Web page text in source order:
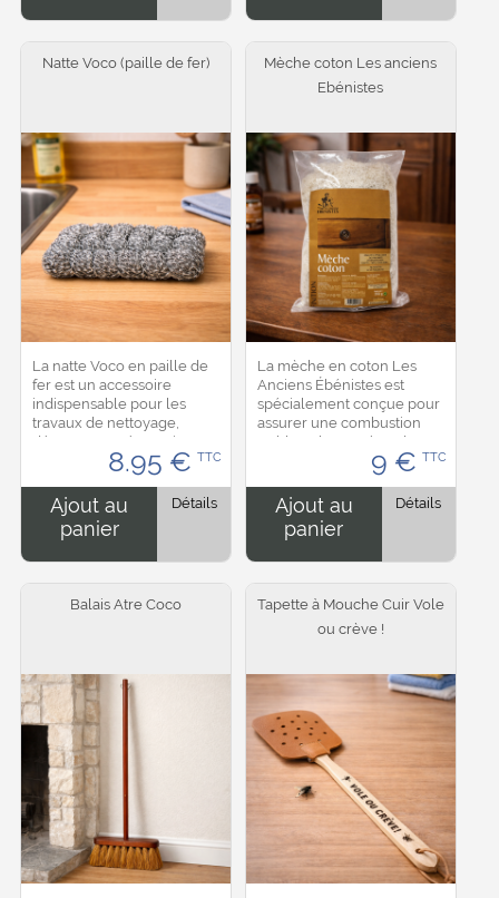
Natte Voco (paille de fer)
La natte Voco en paille de
fer est un accessoire
indispensable pour les
travaux de nettoyage,
décapage et rénovation.
Elle permet d’éliminer
efficacement la rouille, les
résidus de peinture,...
8.95 € TTC
Ajout au
panier
Détails
Mèche coton Les anciens
Ebénistes
La mèche en coton Les
Anciens Ébénistes est
spécialement conçue pour
assurer une combustion
stable et homogène dans
les lampes à huile, lampes
à pétrole et brûleurs.
Fabriquée en coton de...
9 € TTC
Ajout au
panier
Détails
Balais Atre Coco
Tapette à Mouche Cuir Vole
ou crève !